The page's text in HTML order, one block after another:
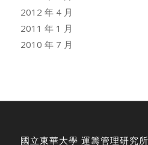
2012 年 4 月
2011 年 1 月
2010 年 7 月
國立東華大學 運籌管理研究所